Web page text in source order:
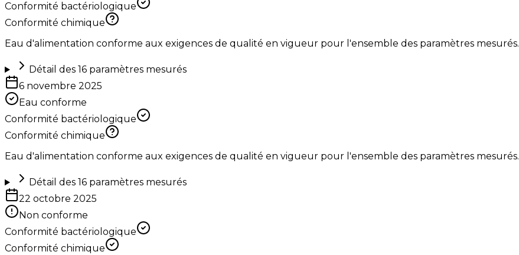
Conformité bactériologique
Conformité chimique
Eau d'alimentation conforme aux exigences de qualité en vigueur pour l'ensemble des paramètres mesurés.
Détail des 16paramètres mesurés
6 novembre 2025
Eau conforme
Conformité bactériologique
Conformité chimique
Eau d'alimentation conforme aux exigences de qualité en vigueur pour l'ensemble des paramètres mesurés.
Détail des 16paramètres mesurés
22 octobre 2025
Non conforme
Conformité bactériologique
Conformité chimique